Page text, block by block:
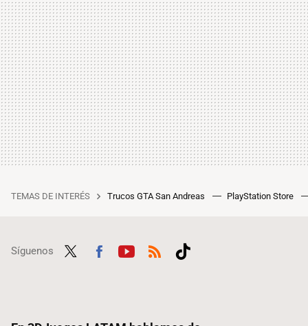
TEMAS DE INTERÉS Trucos GTA San Andreas PlayStation Store
Síguenos